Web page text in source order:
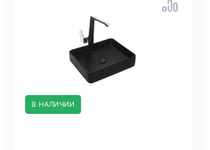
В НАЛИЧИИ